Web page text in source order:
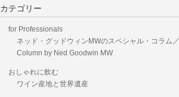
カテゴリー
for Professionals
ネッド・グッドウィンMWのスペシャル・コラム／
Column by Ned Goodwin MW
おしゃれに飲む
ワイン産地と世界遺産